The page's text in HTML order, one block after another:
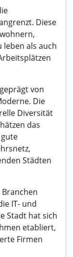
Diese
als auch
von
Die
Diversität
das
Städten
IT- und
Stadt hat sich
etabliert,
Firmen